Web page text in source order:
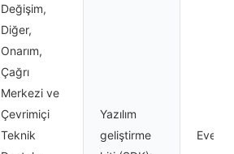
Değişim,
Diğer,
Onarım,
Çağrı
Merkezi ve
Çevrimiçi
Teknik
Yazılım
geliştirme
Evet